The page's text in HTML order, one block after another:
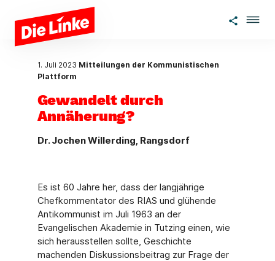
Zum Hauptinhalt springen
1. Juli 2023 Mitteilungen der Kommunistischen
Plattform
Gewandelt durch
Annäherung?
Dr. Jochen Willerding, Rangsdorf
Es ist 60 Jahre her, dass der langjährige
Chefkommentator des RIAS und glühende
Anti­kommunist im Juli 1963 an der
Evangelischen Akademie in Tutzing einen, wie
sich heraus­stellen sollte, Geschichte
machenden Diskussionsbeitrag zur Frage der